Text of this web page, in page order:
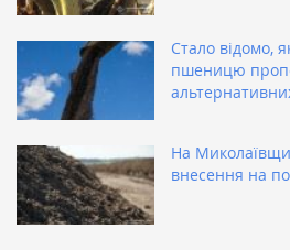
Стало відомо,
пшеницю
На
внесення на